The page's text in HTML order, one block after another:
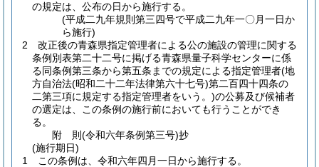
の規定は、公布の日から施行する。
(平成二九年規則第三四号で平成二九年一〇月一日か
ら施行)
2
改正後の青森県指定管理者による公の施設の管理に関する
条例別表第二十二号に掲げる青森県量子科学センターに係
る同条例第三条から第五条までの規定による指定管理者(地
方自治法(昭和二十二年法律第六十七号)第二百四十四条の
二第三項に規定する指定管理者をいう。)の公募及び候補者
の選定は、この条例の施行前においても行うことができ
る。
附 則(令和六年条例第三号)抄
(施行期日)
1
この条例は、令和六年四月一日から施行する。